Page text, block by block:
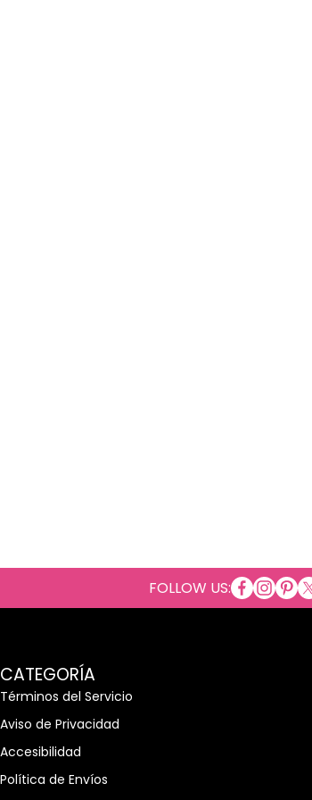
FOLLOW US:
CATEGORÍA
Términos del Servicio
Aviso de Privacidad
Accesibilidad
Política de Envíos